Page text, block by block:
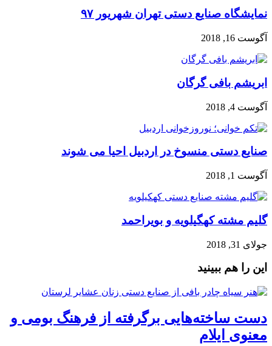
نمایشگاه صنایع دستی تهران شهریور ۹۷
آگوست 16, 2018
ابریشم بافی گرگان
آگوست 4, 2018
صنایع دستی منسوخ در اردبیل احیا می شوند
آگوست 1, 2018
گلیم مشته کهگیلویه و بویراحمد
جولای 31, 2018
این را هم ببینید
دست ساخته‌هایی برگرفته از فرهنگ بومی و
معنوی ایلام